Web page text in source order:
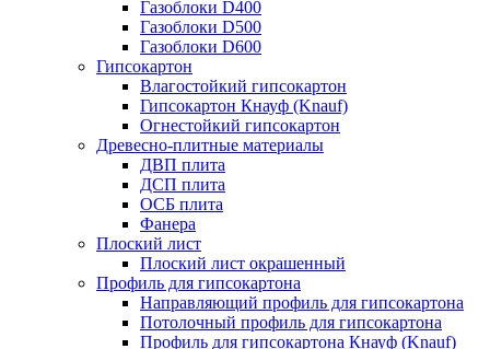
Газоблоки D400
Газоблоки D500
Газоблоки D600
Гипсокартон
Влагостойкий гипсокартон
Гипсокартон Кнауф (Knauf)
Огнестойкий гипсокартон
Древесно-плитные материалы
ДВП плита
ДСП плита
ОСБ плита
Фанера
Плоский лист
Плоский лист окрашенный
Профиль для гипсокартона
Направляющий профиль для гипсокартона
Потолочный профиль для гипсокартона
Профиль для гипсокартона Кнауф (Knauf)